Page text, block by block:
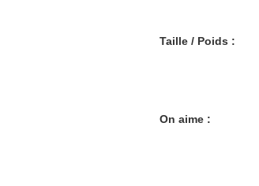
Taille / Poids :
On aime :